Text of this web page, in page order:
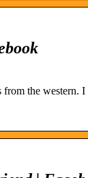
from the